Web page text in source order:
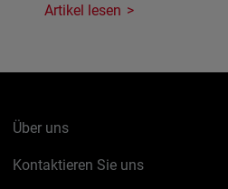
Artikel lesen
Über uns
Kontaktieren Sie uns